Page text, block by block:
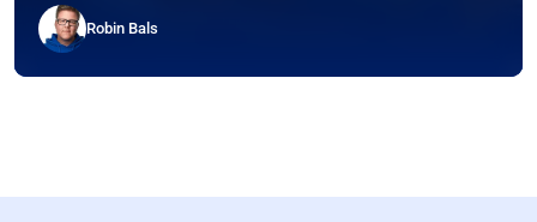
Robin Bals